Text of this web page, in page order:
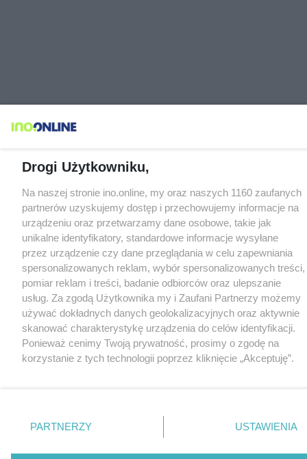
Drogi Użytkowniku,
Na naszej stronie ino.online, my oraz naszych 1160 zaufanych
partnerów uzyskujemy dostęp i przechowujemy informacje na
urządzeniu oraz przetwarzamy dane osobowe, takie jak
unikalne identyfikatory, standardowe informacje wysyłane
przez urządzenie czy dane przeglądania w celu zapewniania
spersonalizowanych reklam, wybór spersonalizowanych treści,
pomiar reklam i treści, badanie odbiorców oraz ulepszanie
usług. Za zgodą Użytkownika my i Zaufani Partnerzy możemy
używać dokładnych danych geolokalizacyjnych oraz aktywnie
skanować charakterystykę urządzenia do celów identyfikacji.
Ponieważ cenimy Twoją prywatność, prosimy o zgodę na
korzystanie z tych technologii poprzez kliknięcie „Akceptuję”.
nie wymagają zgody użytkownika, ale masz prawo sprzeciwić
się takiemu przetwarzaniu. Preferencje będą miały
PARTNERZY USTAWIENIA